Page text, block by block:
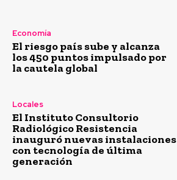
Economía
El riesgo país sube y alcanza
los 450 puntos impulsado por
la cautela global
Locales
El Instituto Consultorio
Radiológico Resistencia
inauguró nuevas instalaciones
con tecnología de última
generación